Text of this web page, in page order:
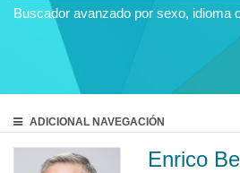
de
Proveedor
Buscador avanzado por sexo, idioma
ADICIONAL NAVEGACIÓN
Enrico